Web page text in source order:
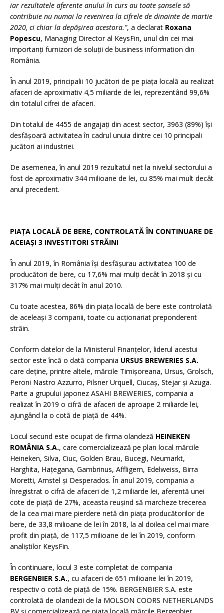
iar rezultatele aferente anului în curs au toate șansele să
contribuie nu numai la revenirea la cifrele de dinainte de martie
2020, ci chiar la depășirea acestora.”, a declarat Roxana
Popescu, Managing Director al KeysFin, unul din cei mai
importanți furnizori de soluții de business information din
România.
În anul 2019, principalii 10 jucători de pe piața locală au realizat
afaceri de aproximativ 4,5 miliarde de lei, reprezentând 99,6%
din totalul cifrei de afaceri.
Din totalul de 4455 de angajați din acest sector, 3963 (89%) își
desfășoară activitatea în cadrul unuia dintre cei 10 principali
jucători ai industriei.
De asemenea, în anul 2019 rezultatul net la nivelul sectorului a
fost de aproximativ 344 milioane de lei, cu 85% mai mult decât
anul precedent.
PIAȚA LOCALĂ DE BERE, CONTROLATĂ ÎN CONTINUARE DE
ACEIAȘI 3 INVESTITORI STRĂINI
În anul 2019, în România își desfășurau activitatea 100 de
producători de bere, cu 17,6% mai mulți decât în 2018 și cu
317% mai mulți decât în anul 2010.
Cu toate acestea, 86% din piața locală de bere este controlată
de aceleași 3 companii, toate cu acționariat preponderent
străin.
Conform datelor de la Ministerul Finanțelor, liderul acestui
sector este încă o dată compania URSUS BREWERIES S.A.
care deține, printre altele, mărcile Timișoreana, Ursus, Grolsch,
Peroni Nastro Azzurro, Pilsner Urquell, Ciucaș, Stejar și Azuga.
Parte a grupului japonez ASAHI BREWERIES, compania a
realizat în 2019 o cifră de afaceri de aproape 2 miliarde lei,
ajungând la o cotă de piață de 44%.
Locul secund este ocupat de firma olandeză HEINEKEN
ROMÂNIA S.A., care comercializează pe plan local mărcile
Heineken, Silva, Ciuc, Golden Brau, Bucegi, Neumarkt,
Harghita, Hațegana, Gambrinus, Affligem, Edelweiss, Birra
Moretti, Amstel și Desperados. În anul 2019, compania a
înregistrat o cifră de afaceri de 1,2 miliarde lei, aferentă unei
cote de piață de 27%, aceasta reușind să marcheze trecerea
de la cea mai mare pierdere netă din piața producătorilor de
bere, de 33,8 milioane de lei în 2018, la al doilea cel mai mare
profit din piață, de 117,5 milioane de lei în 2019, conform
analiștilor KeysFin.
În continuare, locul 3 este completat de compania
BERGENBIER S.A., cu afaceri de 651 milioane lei în 2019,
respectiv o cotă de piață de 15%. BERGENBIER S.A. este
controlată de olandezii de la MOLSON COORS NETHERLANDS